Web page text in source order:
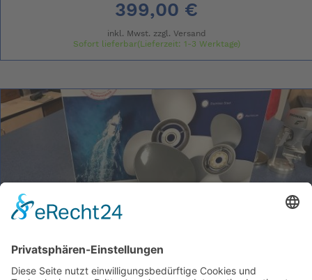
399,00 €
inkl. Mwst. zzgl. Versand
Sofort lieferbar(Lieferzeit: 1-3 Werktage)